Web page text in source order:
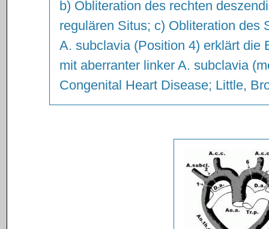
b) Obliteration des rechten
regulären Situs; c) Obliteration des
A. subclavia (Position 4) erklärt die
mit aberranter linker A. subclavia
Congenital Heart Disease; Little,